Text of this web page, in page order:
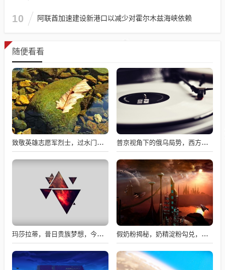
10 阿联酋加速建设新港口以减少对霍尔木兹海峡依赖
随便看看
致敬英雄志愿军烈士，过水门仪式展现最高礼遇 普京视角下的俄乌局势，西方间接介入的深度博弈与博弈解析
玛莎拉蒂，昔日贵族梦想，今日价格亲民触手可及 假奶粉揭秘，奶精淀粉勾兑，流向何处？